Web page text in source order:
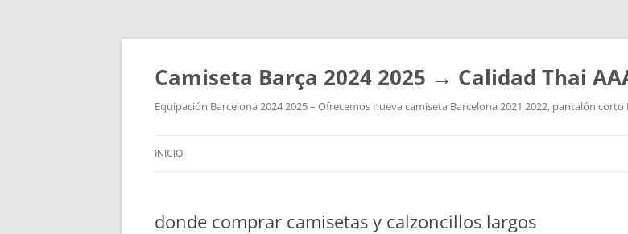
Camiseta Barça 2024 2025 → Calidad Thai
Equipación Barcelona 2024 2025 – Ofrecemos nueva camiseta Barcelona 2021 2022, pantalón
INICIO
donde comprar camisetas y calzoncillos largos